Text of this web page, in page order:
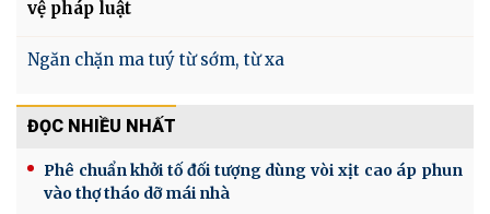
vệ pháp luật
Ngăn chặn ma tuý từ sớm, từ xa
ĐỌC NHIỀU NHẤT
Phê chuẩn khởi tố đối tượng dùng vòi xịt cao áp phun
vào thợ tháo dỡ mái nhà